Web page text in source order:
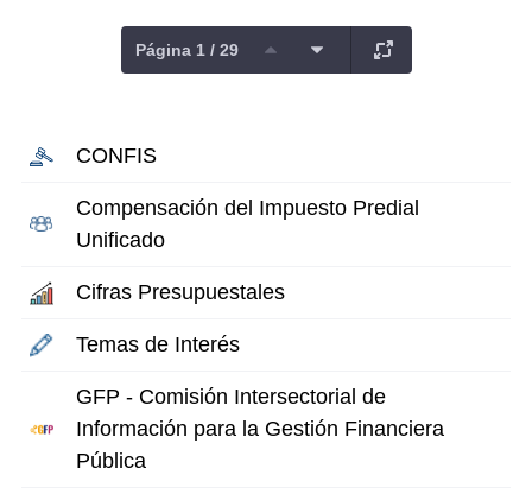
Página 1 / 29
CONFIS
Compensación del Impuesto Predial
Unificado
Cifras Presupuestales
Temas de Interés
GFP - Comisión Intersectorial de
Información para la Gestión Financiera
Pública